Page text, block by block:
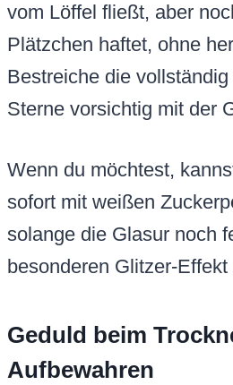
vom Löffel fließt, aber
Plätzchen haftet, ohne
Bestreiche die
Sterne vorsichtig mit der
Wenn du möchtest,
sofort mit weißen
solange die Glasur noch
besonderen Glitzer-
Geduld beim
Aufbewahren